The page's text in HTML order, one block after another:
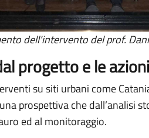
dell'intervento del prof.
progetto e le azioni
su siti urbani come
prospettiva che dall’analisi
ed al monitoraggio.